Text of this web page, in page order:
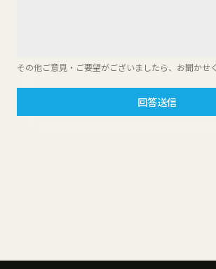
その他ご意見・ご要望がございましたら、お聞かせ
回答送信